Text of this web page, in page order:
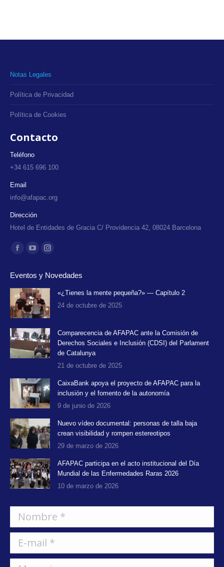
Notas Legales
Política de Privacidad
Política de Cookies
Contacto
Teléfono
+34 615 696 100
Email
info@afapac.org
Dirección
Hotel de Entidades de Gracia C/ Providencia 42, 08024 Barcelona
Encuéntranos en:
Facebook
opens
in
new
window
YouTube
opens
in
new
window
Instagram
opens
in
new
window
Eventos y Novedades
«¿Tienes la mente pequeña?» — Capítulo 2
24 de octubre de 2025
Comparecencia de AFAPAC ante la Comisión de
Derechos Sociales e Inclusión (CDSI) del Parlament
de Catalunya
21 de octubre de 2025
CaixaBank apoya el proyecto de AFAPAC para la
inclusión y el fomento de la autonomía
9 de junio de 2026
Nuevo vídeo documental: personas de talla baja
crean visibilidad y rompen estereotipos
29 de marzo de 2026
AFAPAC participa en el acto institucional del Día
Mundial de las Enfermedades Raras 2026
10 de marzo de 2026